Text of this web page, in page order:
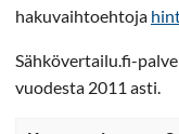
hakuvaihtoehtoja
Sähkövertailu.fi-
vuodesta 2011 asti.